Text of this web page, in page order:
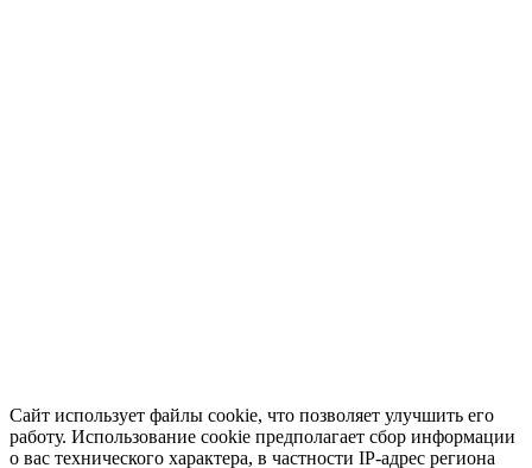
Сайт использует файлы cookie, что позволяет улучшить его
работу. Использование cookie предполагает сбор информации
о вас технического характера, в частности IP-адрес региона